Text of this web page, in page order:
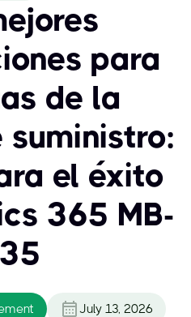
para
de la
suministro:
el éxito
365 MB-
July 13, 2026